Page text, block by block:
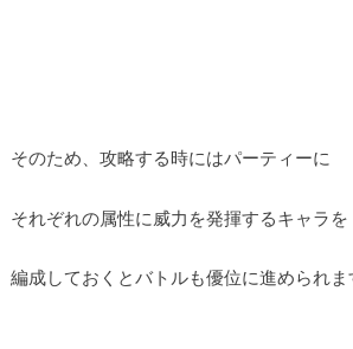
そのため、攻略する時にはパーティーに
それぞれの属性に威力を発揮するキャラを
編成しておくとバトルも優位に進められま